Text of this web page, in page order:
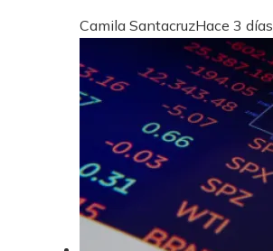
Camila SantacruzHace 3 días